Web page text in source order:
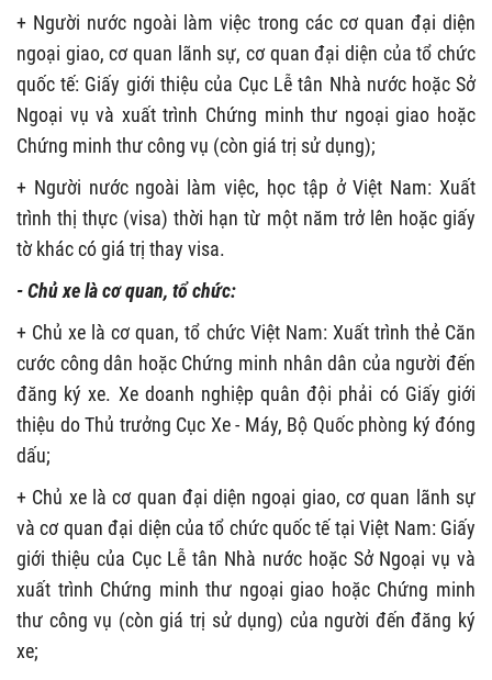
+ Người nước ngoài làm việc trong các cơ quan đại diện
ngoại giao, cơ quan lãnh sự, cơ quan đại diện của tổ chức
quốc tế: Giấy giới thiệu của Cục Lễ tân Nhà nước hoặc Sở
Ngoại vụ và xuất trình Chứng minh thư ngoại giao hoặc
Chứng minh thư công vụ (còn giá trị sử dụng);
+ Người nước ngoài làm việc, học tập ở Việt Nam: Xuất
trình thị thực (visa) thời hạn từ một năm trở lên hoặc giấy
tờ khác có giá trị thay visa.
- Chủ xe là cơ quan, tổ chức:
+ Chủ xe là cơ quan, tổ chức Việt Nam: Xuất trình thẻ Căn
cước công dân hoặc Chứng minh nhân dân của người đến
đăng ký xe. Xe doanh nghiệp quân đội phải có Giấy giới
thiệu do Thủ trưởng Cục Xe - Máy, Bộ Quốc phòng ký đóng
dấu;
+ Chủ xe là cơ quan đại diện ngoại giao, cơ quan lãnh sự
và cơ quan đại diện của tổ chức quốc tế tại Việt Nam: Giấy
giới thiệu của Cục Lễ tân Nhà nước hoặc Sở Ngoại vụ và
xuất trình Chứng minh thư ngoại giao hoặc Chứng minh
thư công vụ (còn giá trị sử dụng) của người đến đăng ký
xe;